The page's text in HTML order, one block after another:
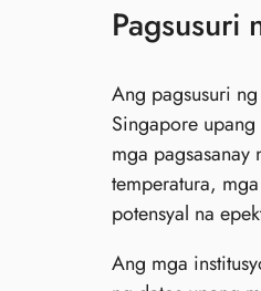
Pagsusuri
Ang pagsusuri
Singapore
mga
temperatura,
potensyal na
Ang mga